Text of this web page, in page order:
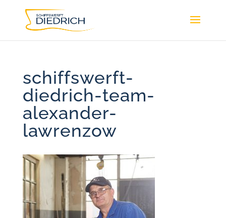
schiffswerft-
diedrich-team-
alexander-
lawrenzow